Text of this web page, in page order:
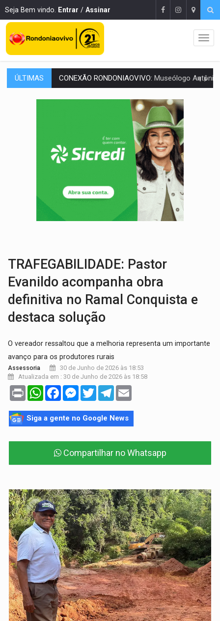
Seja Bem vindo. Entrar / Assinar
ÚLTIMAS CONEXÃO RONDONIAOVIVO: Museólogo Antônio Ocampo lança livro
ELEIÇÕES 2026:Patrimônio de candidata a deputada federal do PL salta R$ 1
Quadrilha é flagrada com cerca de 200 porções
BAIRRO TEIXEIRÃO: MPF cobra regularização fundiária da
SUCESSO NA ABERTURA:2ª Feira Rondônia Empreendedora segue no Espaço
Secretário da Seinfra de Porto Velho pede
SAÚDE INDÍGENA: Pirahã terão consultas e exames especializados durante
ECONOMIA: Dia dos pais deve movimentar R$ 8,5 bilhões e RO
TRAFEGABILIDADE: Pastor
Evanildo acompanha obra
definitiva no Ramal Conquista e
destaca solução
O vereador ressaltou que a melhoria representa um importante
avanço para os produtores rurais
Assessoria
30 de Junho de 2026 às 18:53
Atualizada em : 30 de Junho de 2026 às 18:58
Print WhatsAppFacebookMessenger
TwitterTelegram
Siga a gente no Google News
Compartilhar no Whatsapp